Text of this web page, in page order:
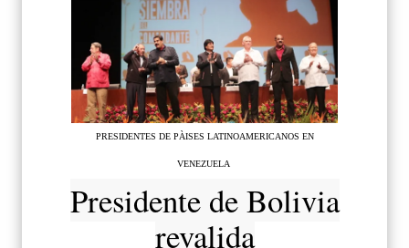
PRESIDENTES DE PÀISES LATINOAMERICANOS EN
VENEZUELA
Presidente de Bolivia
revalida